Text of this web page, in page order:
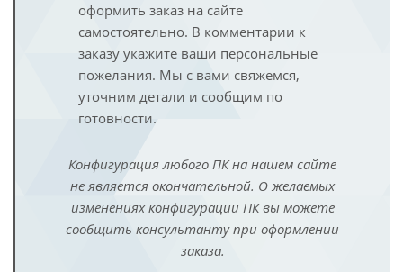
оформить заказ на сайте
самостоятельно. В комментарии к
заказу укажите ваши персональные
пожелания. Мы с вами свяжемся,
уточним детали и сообщим по
готовности.
Конфигурация любого ПК на нашем сайте
не является окончательной. О желаемых
изменениях конфигурации ПК вы можете
сообщить консультанту при оформлении
заказа.